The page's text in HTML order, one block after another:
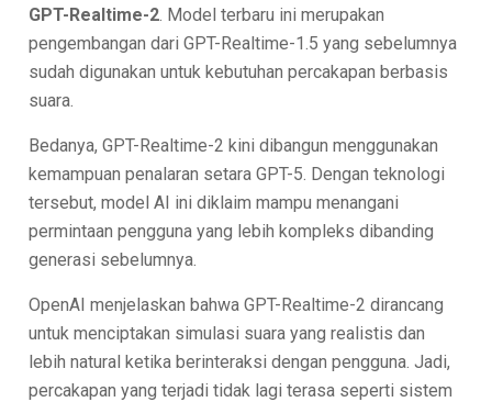
GPT-Realtime-2 . Model terbaru ini merupakan
pengembangan dari GPT-Realtime-1.5 yang sebelumnya
sudah digunakan untuk kebutuhan percakapan berbasis
suara.
Bedanya, GPT-Realtime-2 kini dibangun menggunakan
kemampuan penalaran setara GPT-5. Dengan teknologi
tersebut, model AI ini diklaim mampu menangani
permintaan pengguna yang lebih kompleks dibanding
generasi sebelumnya.
OpenAI menjelaskan bahwa GPT-Realtime-2 dirancang
untuk menciptakan simulasi suara yang realistis dan
lebih natural ketika berinteraksi dengan pengguna. Jadi,
percakapan yang terjadi tidak lagi terasa seperti sistem